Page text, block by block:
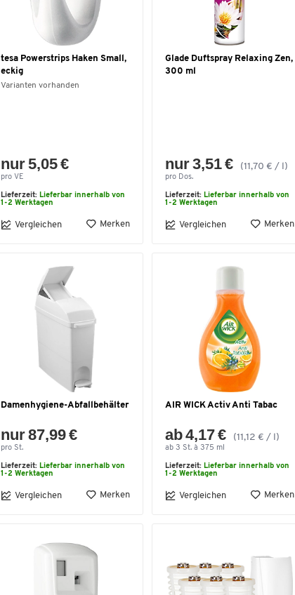
tesa Powerstrips Haken Small,
eckig
Varianten vorhanden
nur 5,05 €
pro VE
Lieferzeit: Lieferbar innerhalb von
1-2 Werktagen
Vergleichen Merken
Glade Duftspray Relaxing Zen,
300 ml
nur 3,51 € (11,70 € / l)
pro Dos.
Lieferzeit: Lieferbar innerhalb von
1-2 Werktagen
Vergleichen Merken
Damenhygiene-Abfallbehälter
nur 87,99 €
pro St.
Lieferzeit: Lieferbar innerhalb von
1-2 Werktagen
Vergleichen Merken
AIR WICK Activ Anti Tabac
ab 4,17 € (11,12 € / l)
ab 3 St. à 375 ml
Lieferzeit: Lieferbar innerhalb von
1-2 Werktagen
Vergleichen Merken